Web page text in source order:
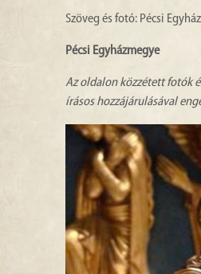
Szöveg és fotó: Pécsi
Pécsi Egyházmegye
Az oldalon közzétett fotók
írásos hozzájárulásával